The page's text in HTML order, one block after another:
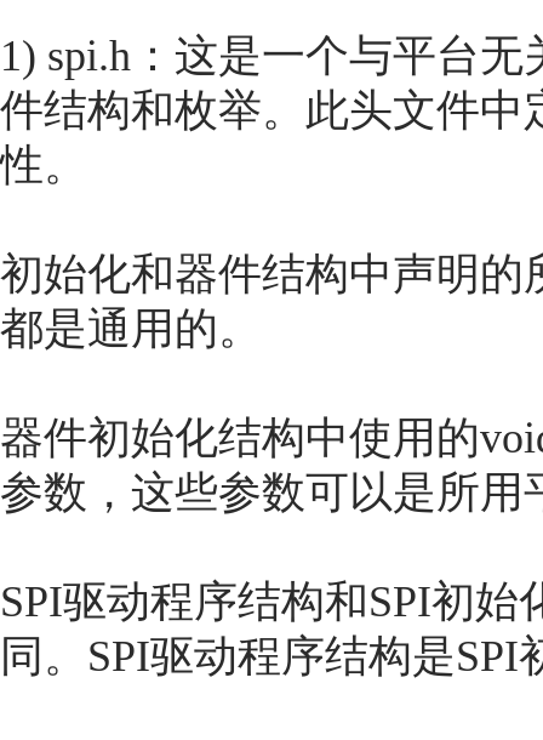
1) spi.h：这是一个与平台
件结构和枚举。此头文件
性。
初始化和器件结构中声明的
都是通用的。
器件初始化结构中使用的
参数，这些参数可以是所用
SPI驱动程序结构和SPI初
同。SPI驱动程序结构是